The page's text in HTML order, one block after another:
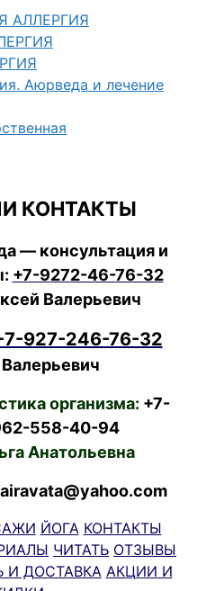
АЛЛЕРГИЯ
Аюрведа и лечение
КОНТАКТЫ
— консультация и
+7-9272-46-76-32
Валерьевич
927-246-76-32
организма: +7-
558-40-94
Анатольевна
ЙОГА КОНТАКТЫ
ЧИТАТЬ ОТЗЫВЫ
И ДОСТАВКА АКЦИИ И